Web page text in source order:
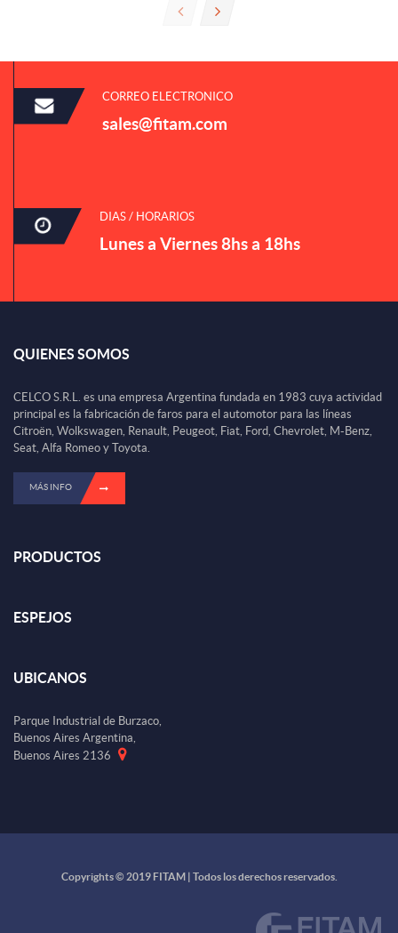
CORREO ELECTRONICO
sales@fitam.com
DIAS / HORARIOS
Lunes a Viernes 8hs a 18hs
QUIENES SOMOS
CELCO S.R.L. es una empresa Argentina fundada en 1983 cuya actividad
principal es la fabricación de faros para el automotor para las líneas
Citroën, Wolkswagen, Renault, Peugeot, Fiat, Ford, Chevrolet, M-Benz,
Seat, Alfa Romeo y Toyota.
MÁS INFO
PRODUCTOS
ESPEJOS
UBICANOS
Parque Industrial de Burzaco,
Buenos Aires Argentina,
Buenos Aires 2136
Copyrights © 2019 FITAM | Todos los derechos reservados.